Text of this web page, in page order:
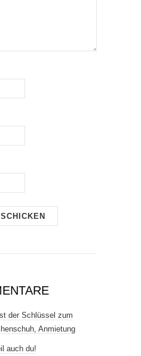
der Schlüssel zum
Anmietung
auch du!